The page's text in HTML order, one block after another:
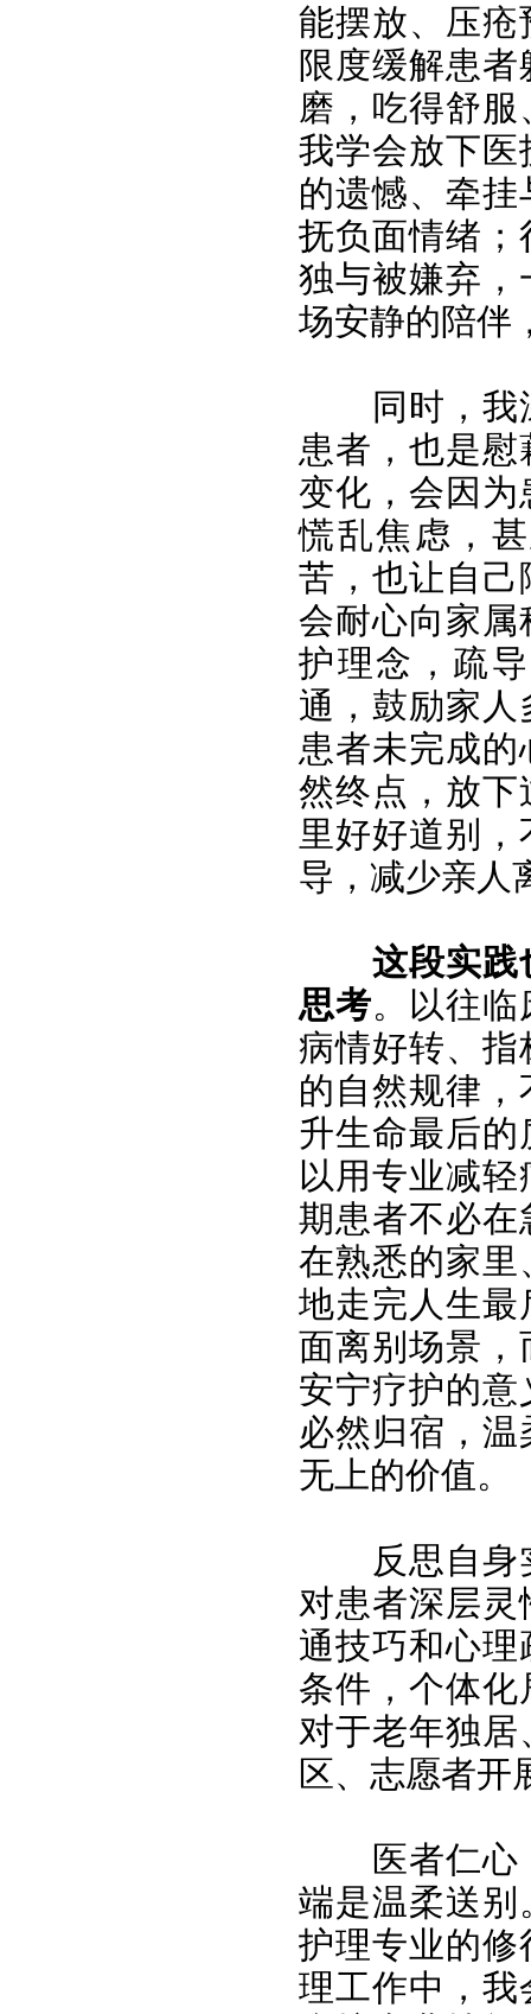
能摆放、压
限度缓解患
磨，吃得舒
我学会放下
的遗憾、牵
抚负面情绪
独与被嫌弃
场安静的陪伴
同时，
患者，也是
变化，会因
慌乱焦虑，
苦，也让自
会耐心向家
护理念，疏
通，鼓励家
患者未完成
然终点，放
里好好道别
导，减少亲人
这段实践
思考。以往
病情好转、
的自然规律
升生命最后
以用专业减
期患者不必
在熟悉的家
地走完人生
面离别场景
安宁疗护的
必然归宿，
无上的价值。
反思自
对患者深层
通技巧和心
条件，个体
对于老年独
区、志愿者开
医者仁
端是温柔送
护理专业的
理工作中，